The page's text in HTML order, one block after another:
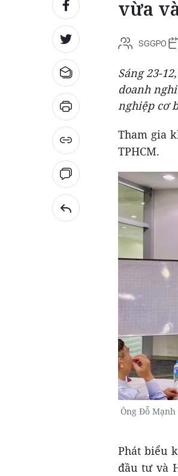
vừa
SGGPO
Sáng 23-
doanh
nghiệp cơ
Tham gia
TPHCM.
Ông Đỗ
Phát biểu
đầu tư và